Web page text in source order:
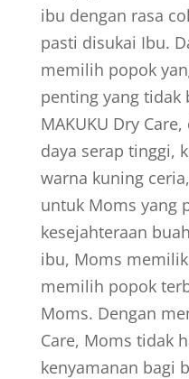
ibu dengan rasa
pasti disukai Ibu.
memilih popok
penting yang tidak
MAKUKU Dry
daya serap tinggi,
warna kuning
untuk Moms yang
kesejahteraan
ibu, Moms
memilih popok
Moms. Dengan
Care, Moms tidak
kenyamanan bagi